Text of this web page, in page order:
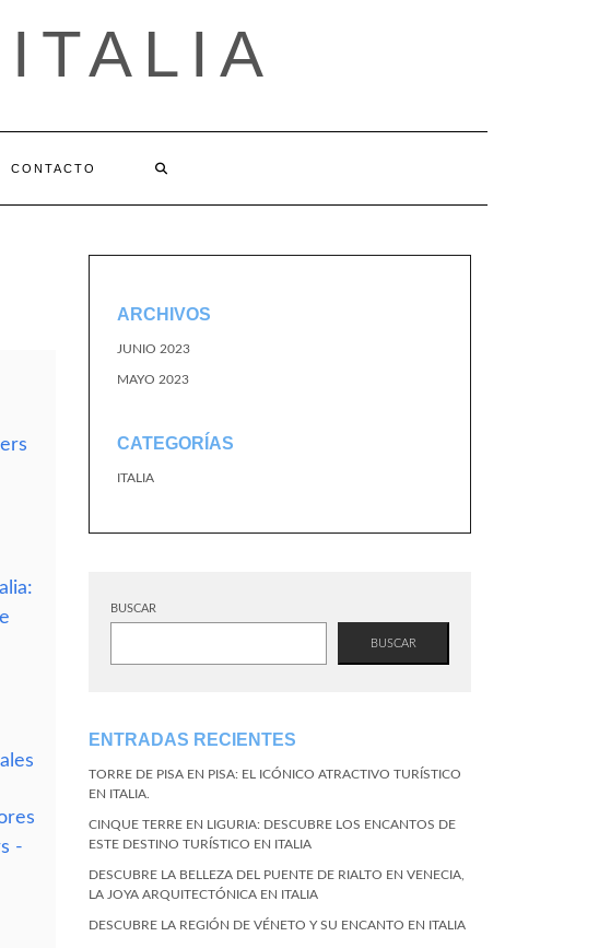
CONTACTO
-
ARCHIVOS
JUNIO 2023
MAYO 2023
CATEGORÍAS
ITALIA
BUSCAR
BUSCAR
ENTRADAS RECIENTES
TORRE DE PISA EN PISA: EL ICÓNICO ATRACTIVO TURÍSTICO
EN ITALIA.
CINQUE TERRE EN LIGURIA: DESCUBRE LOS ENCANTOS DE
ESTE DESTINO TURÍSTICO EN ITALIA
DESCUBRE LA BELLEZA DEL PUENTE DE RIALTO EN VENECIA,
LA JOYA ARQUITECTÓNICA EN ITALIA
DESCUBRE LA REGIÓN DE VÉNETO Y SU ENCANTO EN ITALIA